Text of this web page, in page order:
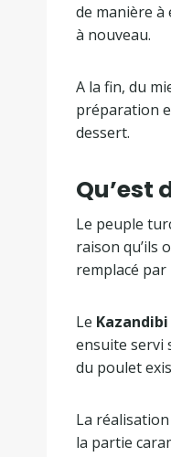
de manière à
à nouveau.
A la fin, du
préparation
dessert.
Qu’est
Le peuple
raison qu’ils
remplacé par
Le Kazandibi
ensuite servi
du poulet
La
la partie